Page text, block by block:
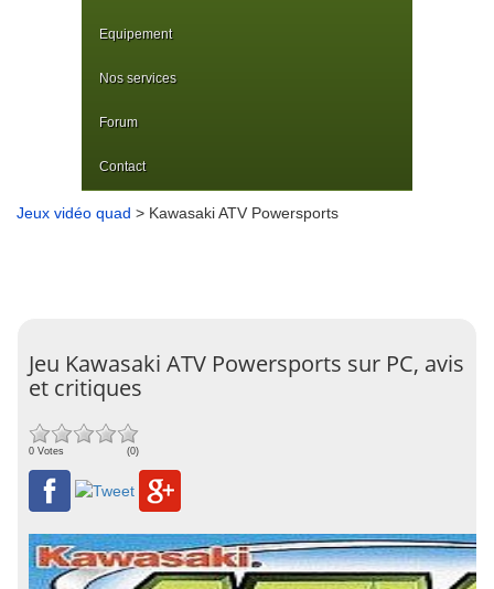
Equipement
Nos services
Forum
Contact
Jeux vidéo quad > Kawasaki ATV Powersports
Jeu Kawasaki ATV Powersports sur PC, avis
et critiques
0 Votes (0)